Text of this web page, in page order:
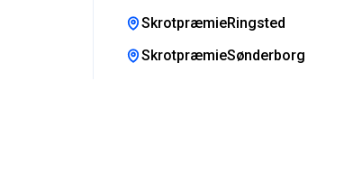
SkrotpræmieRingsted
SkrotpræmieSønderborg